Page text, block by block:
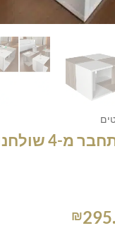
4 שולחנות
₪